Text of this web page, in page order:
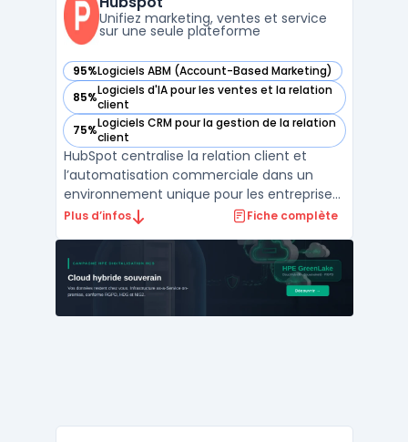
L’objectif ...Unifiez marketing, ventes et service
sur une seule plateforme
95%Logiciels ABM (Account-Based Marketing)
— voir Hubspot dans cette catégorie
85%Logiciels d'IA pour les ventes et la relation
client
— voir Hubspot dans cette catégorie
75%Logiciels CRM pour la gestion de la relation
client
— voir Hubspot dans cette catégorie
HubSpot centralise la relation client et
l’automatisation commerciale dans un
environnement unique pour les entreprises
de toute taille. La plateforme cible les
client et opérations qui souhaitent unifier
leur gestion client, leurs campagnes et leur
support, ...
Plus d’infos Fiche complète